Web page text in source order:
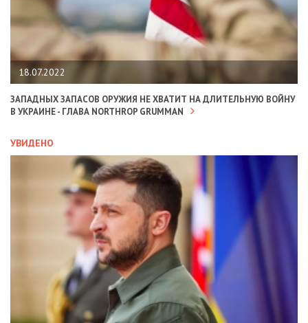
18.07.2022
ЗАПАДНЫХ ЗАПАСОВ ОРУЖИЯ НЕ ХВАТИТ НА ДЛИТЕЛЬНУЮ ВОЙНУ
В УКРАИНЕ - ГЛАВА NORTHROP GRUMMAN
УВИДЕНО